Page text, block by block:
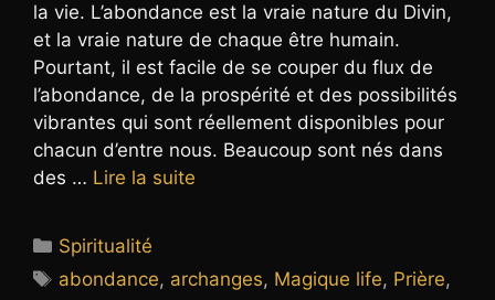
la vie. L’abondance est la vraie nature du Divin,
et la vraie nature de chaque être humain.
Pourtant, il est facile de se couper du flux de
l’abondance, de la prospérité et des possibilités
vibrantes qui sont réellement disponibles pour
chacun d’entre nous. Beaucoup sont nés dans
des … Lire la suite
Catégories
Spiritualité
Étiquettes
abondance, archanges, Magique life, Prière,